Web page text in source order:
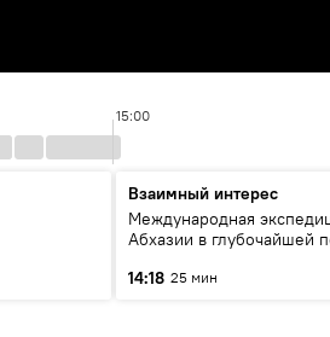
15:00
Взаимный интерес
Международная
Абхазии в глубочайшей
спелеологами
14:18 25 мин